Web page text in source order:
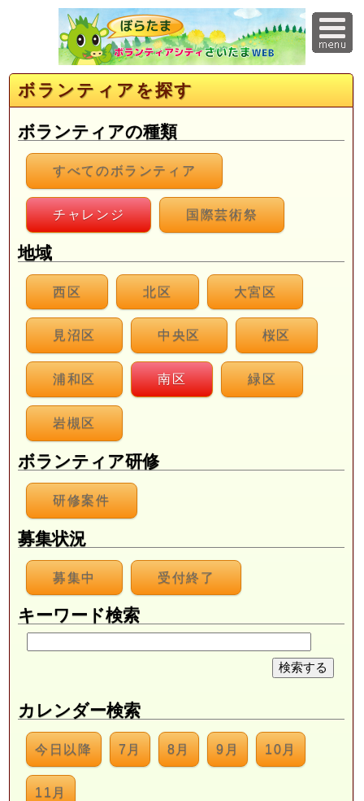
ボランティアを探す
ボランティアの種類
すべてのボランティア
チャレンジ 国際芸術祭
地域
西区 北区 大宮区
見沼区 中央区 桜区
浦和区 南区 緑区
岩槻区
ボランティア研修
研修案件
募集状況
募集中 受付終了
キーワード検索
カレンダー検索
今日以降 7月 8月 9月 10月
11月